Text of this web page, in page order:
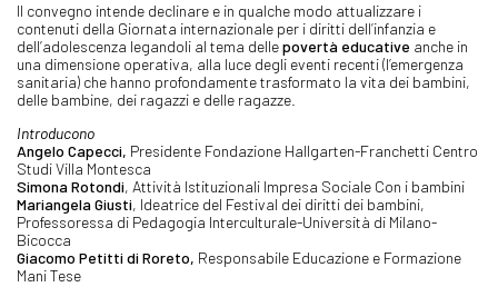
Il convegno intende declinare e in qualche modo attualizzare i
contenuti della Giornata internazionale per i diritti dell’infanzia e
dell’adolescenza legandoli al tema dellepovertà educative anche in
una dimensione operativa, alla luce degli eventi recenti (l’emergenza
sanitaria) che hanno profondamente trasformato la vita dei bambini,
delle bambine, dei ragazzi e delle ragazze.
Introducono
Angelo Capecci, Presidente Fondazione Hallgarten-Franchetti Centro
Studi Villa Montesca
Simona Rotondi, Attività Istituzionali Impresa Sociale Con i bambini
Mariangela Giusti, Ideatrice del Festival dei diritti dei bambini,
Professoressa di Pedagogia Interculturale-Università di Milano-
Bicocca
Giacomo Petitti di Roreto, Responsabile Educazione e Formazione
Mani Tese